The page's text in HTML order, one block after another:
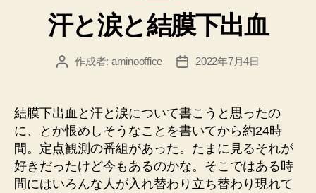
の
ブ
グ
ゴ
リ
汗と涙と結膜下出血
投 作成者: aminooffice
投
2022年7月4日
結膜下出血と汗と涙について書こうと思ったの
に、とか恨めしそうなことを書いてから約24時
間。定点観測の番組があった。たまに見るそれが
好きだったけど今もあるのかな。そこではある時
間にはいろんな人が入れ替わり立ち替わり現れて